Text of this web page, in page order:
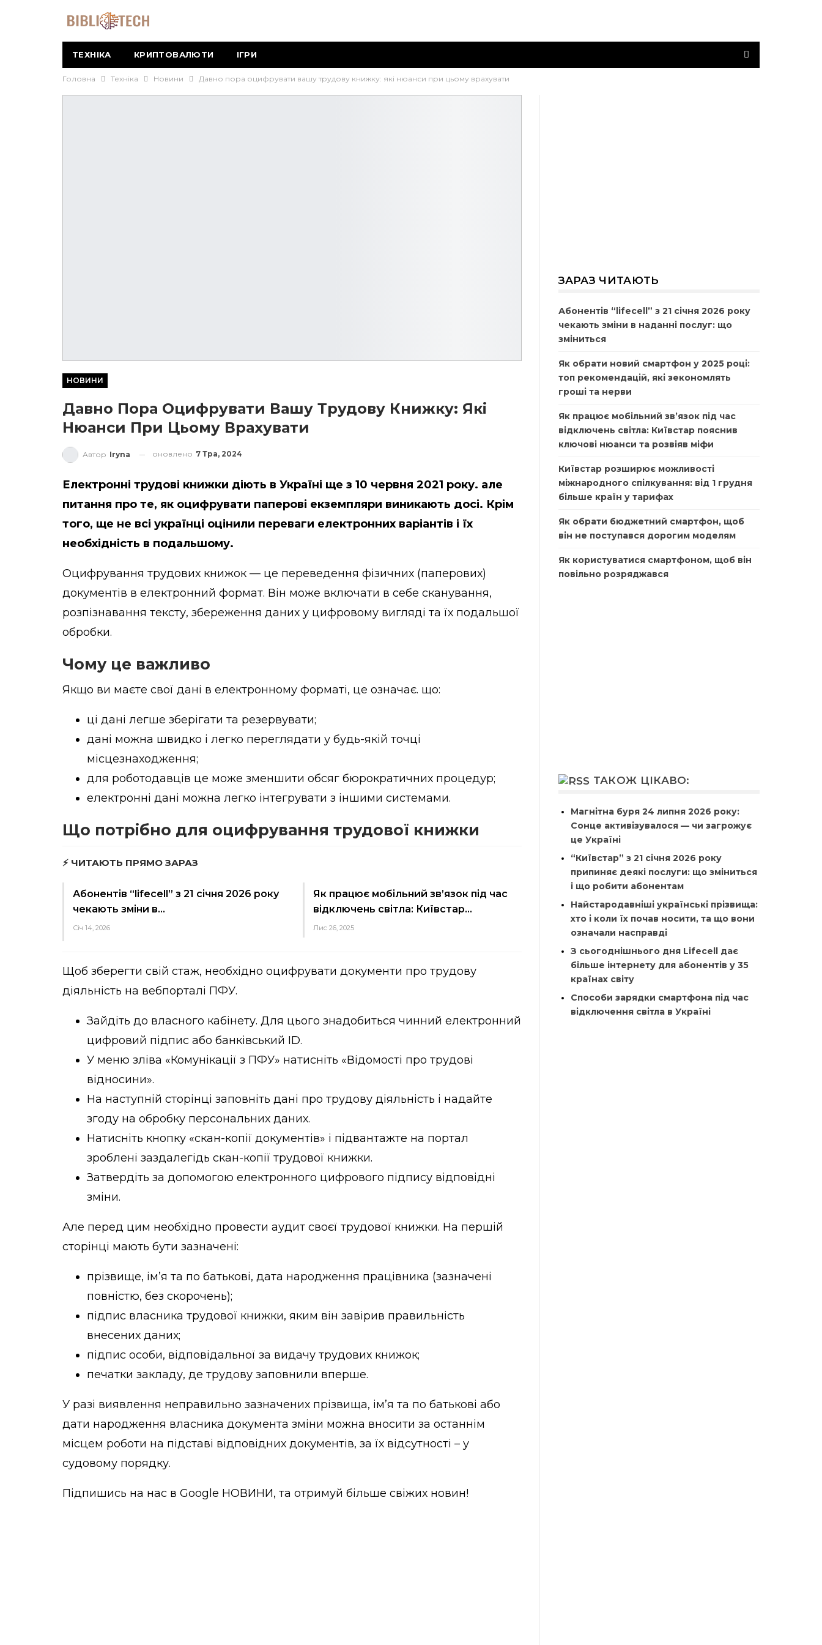
ТЕХНІКА КРИПТОВАЛЮТИ ІГРИ
Головна Техніка Новини Давно пора оцифрувати вашу трудову книжку: які нюанси при цьому врахувати
НОВИНИ
Давно Пора Оцифрувати Вашу Трудову Книжку: Які
Нюанси При Цьому Врахувати
Автор Iryna оновлено 7 Тра, 2024
Електронні трудові книжки діють в Україні ще з 10 червня 2021 року. але
питання про те, як оцифрувати паперові екземпляри виникають досі. Крім
того, ще не всі українці оцінили переваги електронних варіантів і їх
необхідність в подальшому.
Оцифрування трудових книжок — це переведення фізичних (паперових)
документів в електронний формат. Він може включати в себе сканування,
розпізнавання тексту, збереження даних у цифровому вигляді та їх подальшої
обробки.
Чому це важливо
Якщо ви маєте свої дані в електронному форматі, це означає. що:
ці дані легше зберігати та резервувати;
дані можна швидко і легко переглядати у будь-якій точці
місцезнаходження;
для роботодавців це може зменшити обсяг бюрократичних процедур;
електронні дані можна легко інтегрувати з іншими системами.
Що потрібно для оцифрування трудової книжки
⚡ ЧИТАЮТЬ ПРЯМО ЗАРАЗ
Абонентів “lifecell” з 21 січня 2026 року
чекають зміни в…
Січ 14, 2026
Як працює мобільний зв’язок під час
відключень світла: Київстар…
Лис 26, 2025
Щоб зберегти свій стаж, необхідно оцифрувати документи про трудову
діяльність на вебпорталі ПФУ.
Зайдіть до власного кабінету. Для цього знадобиться чинний електронний
цифровий підпис або банківський ID.
У меню зліва «Комунікації з ПФУ» натисніть «Відомості про трудові
відносини».
На наступній сторінці заповніть дані про трудову діяльність і надайте
згоду на обробку персональних даних.
Натисніть кнопку «скан-копії документів» і підвантажте на портал
зроблені заздалегідь скан-копії трудової книжки.
Затвердіть за допомогою електронного цифрового підпису відповідні
зміни.
Але перед цим необхідно провести аудит своєї трудової книжки. На першій
сторінці мають бути зазначені:
прізвище, ім’я та по батькові, дата народження працівника (зазначені
повністю, без скорочень);
підпис власника трудової книжки, яким він завірив правильність
внесених даних;
підпис особи, відповідальної за видачу трудових книжок;
печатки закладу, де трудову заповнили вперше.
У разі виявлення неправильно зазначених прізвища, ім’я та по батькові або
дати народження власника документа зміни можна вносити за останнім
місцем роботи на підставі відповідних документів, за їх відсутності – у
судовому порядку.
Підпишись на нас в Google НОВИНИ, та отримуй більше свіжих новин!
ЗАРАЗ ЧИТАЮТЬ
Абонентів “lifecell” з 21 січня 2026 року
чекають зміни в наданні послуг: що
зміниться
Як обрати новий смартфон у 2025 році:
топ рекомендацій, які зекономлять
гроші та нерви
Як працює мобільний зв’язок під час
відключень світла: Київстар пояснив
ключові нюанси та розвіяв міфи
Київстар розширює можливості
міжнародного спілкування: від 1 грудня
більше країн у тарифах
Як обрати бюджетний смартфон, щоб
він не поступався дорогим моделям
Як користуватися смартфоном, щоб він
повільно розряджався
ТАКОЖ ЦІКАВО:
Магнітна буря 24 липня 2026 року:
Сонце активізувалося — чи загрожує
це Україні
“Київстар” з 21 січня 2026 року
припиняє деякі послуги: що зміниться
і що робити абонентам
Найстародавніші українські прізвища:
хто і коли їх почав носити, та що вони
означали насправді
З сьогоднішнього дня Lifecell дає
більше інтернету для абонентів у 35
країнах світу
Способи зарядки смартфона під час
відключення світла в Україні